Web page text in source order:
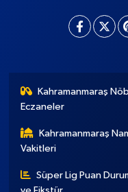
Kahramanmaraş
Eczaneler
Kahramanmaraş
Vakitleri
Süper Lig Puan